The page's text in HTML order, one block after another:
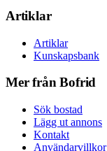
Artiklar
Artiklar
Kunskapsbank
Mer från Bofrid
Sök bostad
Lägg ut annons
Kontakt
Användarvillkor